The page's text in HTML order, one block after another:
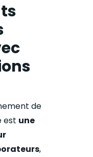
de
est une
,